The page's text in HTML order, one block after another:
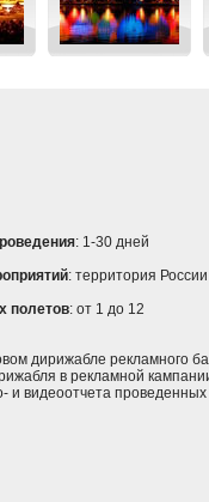
: 1-30 дней
: территория России
полетов: от 1 до 12
дирижабле рекламного
в рекламной
проведенных